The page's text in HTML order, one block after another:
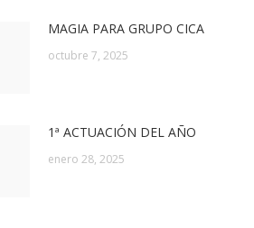
MAGIA PARA GRUPO CICA
octubre 7, 2025
1ª ACTUACIÓN DEL AÑO
enero 28, 2025